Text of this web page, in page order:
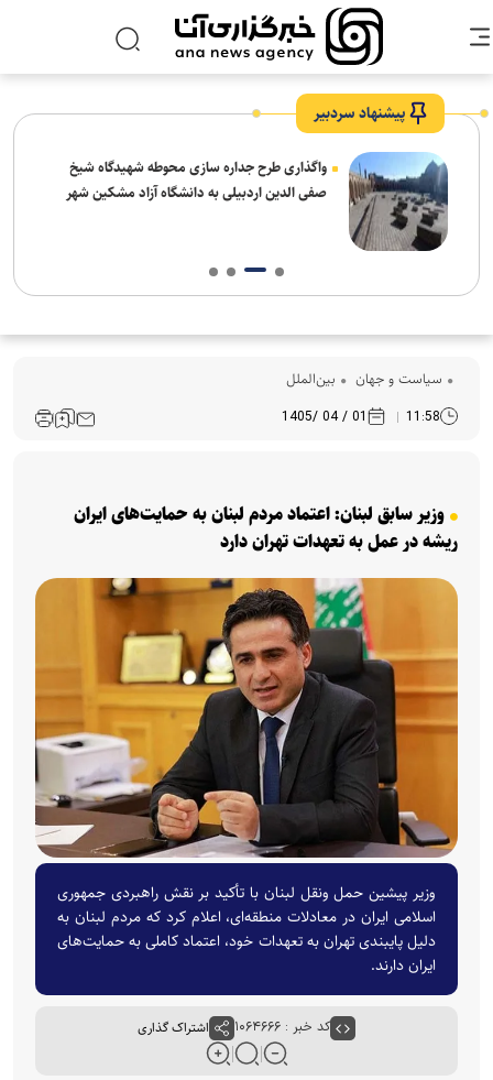
پیشنهاد سردبیر
واگذاری طرح جداره سازی محوطه شهیدگاه شیخ
صفی الدین اردبیلی به دانشگاه آزاد مشکین شهر
سیاست و جهان بین‌الملل
11:58
01 / 04 /1405
وزیر سابق لبنان: اعتماد مردم لبنان به حمایت‌های ایران
ریشه در عمل به تعهدات تهران دارد
وزیر پیشین حمل ونقل لبنان با تأکید بر نقش راهبردی جمهوری
اسلامی ایران در معادلات منطقه‌ای، اعلام کرد که مردم لبنان به
دلیل پایبندی تهران به تعهدات خود، اعتماد کاملی به حمایت‌های
ایران دارند.
کد خبر : ۱۰۶۴۶۶۶ اشتراک گذاری